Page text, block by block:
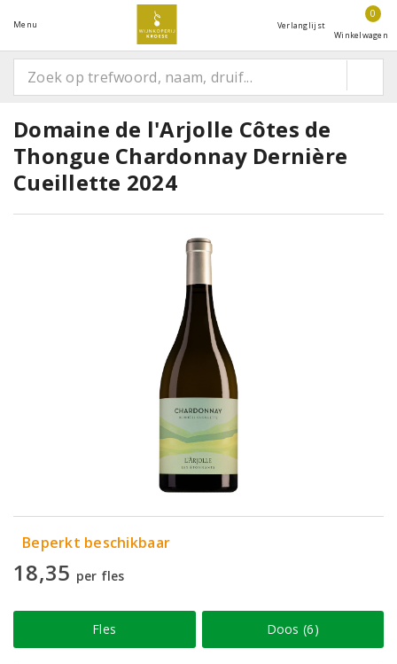
Menu Verlanglijst
0
Winkelwagen
Domaine de l'Arjolle Côtes de
Thongue Chardonnay Dernière
Cueillette 2024
Beperkt beschikbaar
18,35 per fles
Fles Doos (6)